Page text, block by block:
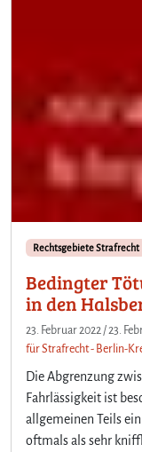
Rechtsgebiete Strafrecht
Bedingter
in den
23. Februar 2022 /23.
für Strafrecht - Berlin-
Die Abgrenzung
Fahrlässigkeit ist
allgemeinen Teils
oftmals als sehr